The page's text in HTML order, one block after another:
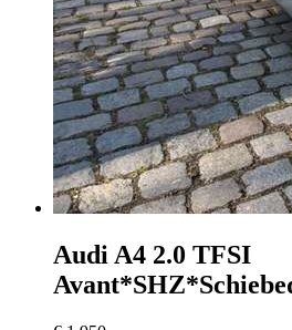
Audi A4 2.0 TFSI